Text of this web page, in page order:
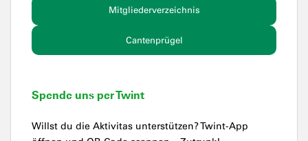
Mitgliederverzeichnis
Cantenprügel
Spende uns per Twint
Willst du die Aktivitas unterstützen? Twint-App